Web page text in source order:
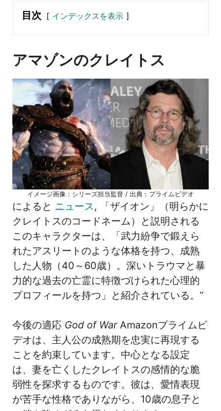
目次 インデックスを表示
アマゾンのクレイトス
イメージ画像：シリーズ担当監督 / 出典：プライムビデオ
によると ニュース, 「ザイオン」（明らかに
クレイトスのコードネーム）と説明される
このキャラクターは、「武力紛争で鍛えら
れたアスリートのような体格を持つ、成熟
した人物（40～60歳）。深いトラウマと暴
力的な過去の亡霊に特徴づけられた心理的
プロフィールを持つ」と紹介されている。“
今後の適応 God of WarAmazonプライムビ
デオは、主人公の成熟期を忠実に再現する
ことを約束しています。中心となる設定
は、妻を亡くしたクレイトスの感情的な脆
弱性を探求するものです。彼は、愛情表現
が苦手な性格でありながら、10歳の息子と